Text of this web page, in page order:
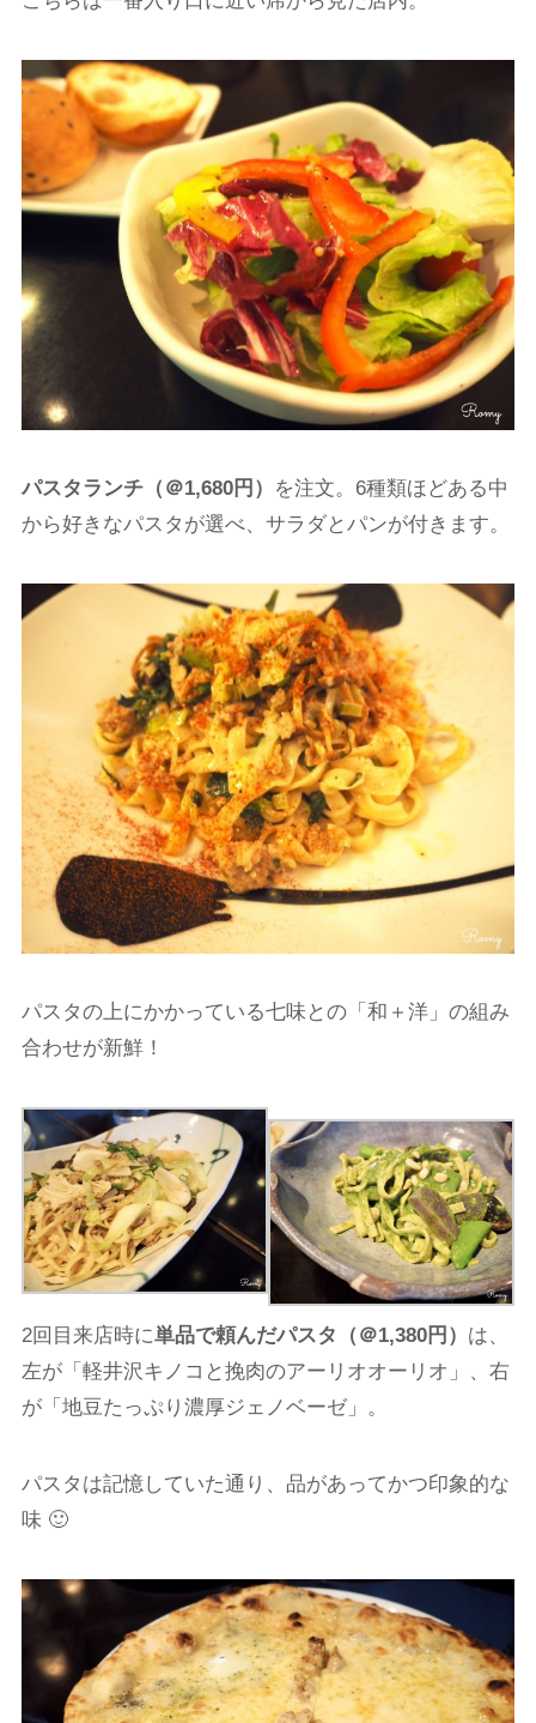
パスタランチ（＠1,680円）
を注文。6種類ほどある中
から好きなパスタが選べ、サラダとパンが付きます。
パスタの上にかかっている七味との「和＋洋」の組み
合わせが新鮮！
2回目来店時に単品で頼んだパスタ（＠1,380円） は、
左が「軽井沢キノコと挽肉のアーリオオーリオ」、右
が「地豆たっぷり濃厚ジェノベーゼ」。
パスタは記憶していた通り、品があってかつ印象的な
味 🙂